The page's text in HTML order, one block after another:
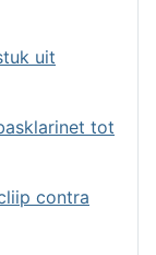
uit
tot
contra